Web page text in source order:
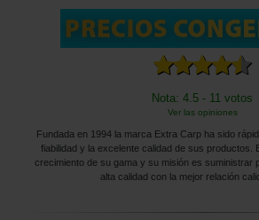
Nota: 4.5 - 11 votos
Ver las opiniones
Fundada en 1994 la marca Extra Carp ha sido
fiabilidad y la excelente calidad de sus productos.
crecimiento de su gama y su misión es suministrar
alta calidad con la mejor relación